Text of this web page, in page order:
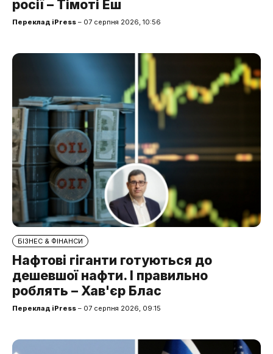
росії – Тімоті Еш
Переклад iPress – 07 серпня 2026, 10:56
БІЗНЕС & ФІНАНСИ
Нафтові гіганти готуються до
дешевшої нафти. І правильно
роблять – Хав'єр Блас
Переклад iPress – 07 серпня 2026, 09:15